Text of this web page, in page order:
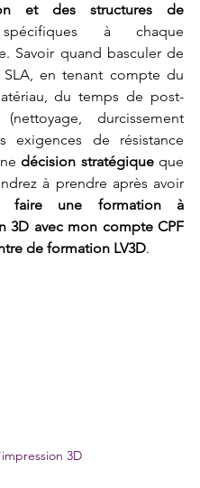
et des structures de
à chaque
Savoir quand basculer de
en tenant compte du
du temps de post-
durcissement
exigences de résistance
décision stratégique que
à prendre après avoir
faire une formation à
3D avec mon compte CPF
de formation LV3D.
3D